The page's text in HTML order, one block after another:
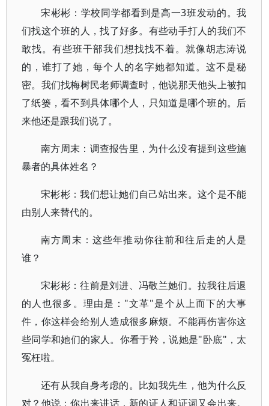
宋彬彬：学校同学都看到是高一3班发动的。我
们找这个班的人，找了好多。有些动手打人的我们不
敢找。有些班干部我们想找找不着。就像胡志涛说
的，谁打了她，每个人的名字她都知道。这不是秘
密。我们找梅树民老师调查时，他说那天他头上被扣
了纸篓，看不到具体哪个人，只知道是哪个班的。后
来他还是跟我们说了。
南方周末：调查报告里，为什么没有提到这些施
暴者的具体姓名？
宋彬彬：我们想让她们自己站出来。这个是不能
由别人来替代的。
南方周末：这些年推动你往前和往后走的人是
谁？
宋彬彬：往前是刘进、冯敬兰她们。拉我往后退
的人也很多。理由是："文革"是个从上而下的大事
件，你这样会给别人造成很多麻烦。不能再伤害你这
些同学和她们的家人。你看于羚，说她是"卧底"，太
冤枉啦。
还有从我自身考虑的。比如我先生，他为什么反
对？他说：你出来讲话，新的证人和证词又会出来。